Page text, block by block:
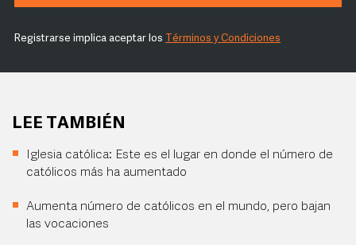
Registrarse implica aceptar los Términos y Condiciones
LEE TAMBIÉN
Iglesia católica: Este es el lugar en donde el número de
católicos más ha aumentado
Aumenta número de católicos en el mundo, pero bajan
las vocaciones